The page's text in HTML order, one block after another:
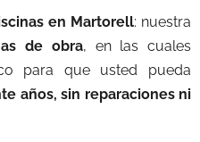
en Martorell: nuestra
de obra, en las cuales
para que usted pueda
años, sin reparaciones ni